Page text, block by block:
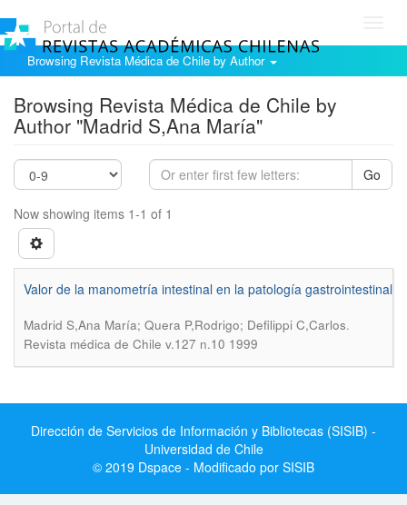
Browsing Revista Médica de Chile by Author
Browsing Revista Médica de Chile by
Author "Madrid S,Ana María"
Go
Now showing items 1-1 of 1
Valor de la manometría intestinal en la patología gastrointestinal
Madrid S,Ana María; Quera P,Rodrigo; Defilippi C,Carlos.
Revista médica de Chile v.127 n.10 1999
Dirección de Servicios de Información y Bibliotecas (SISIB) -
Universidad de Chile
© 2019 Dspace - Modificado por SISIB